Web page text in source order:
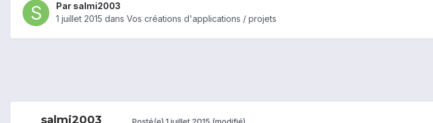
Par salmi2003
1 juillet 2015 dans Vos créations d'applications / projets
salmi2003 Posté(e) 1 juillet 2015 (modifié)